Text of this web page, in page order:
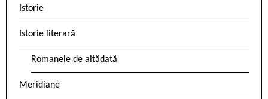
Istorie
Istorie literară
Romanele de altădată
Meridiane